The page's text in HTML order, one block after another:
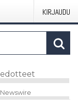
KIRJAUDU
Newswire